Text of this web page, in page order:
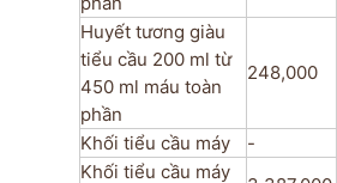
Huyết tương giàu
tiểu cầu 200 ml từ
450 ml máu toàn
phần
248,000
Khối tiểu cầu máy -
Khối tiểu cầu máy